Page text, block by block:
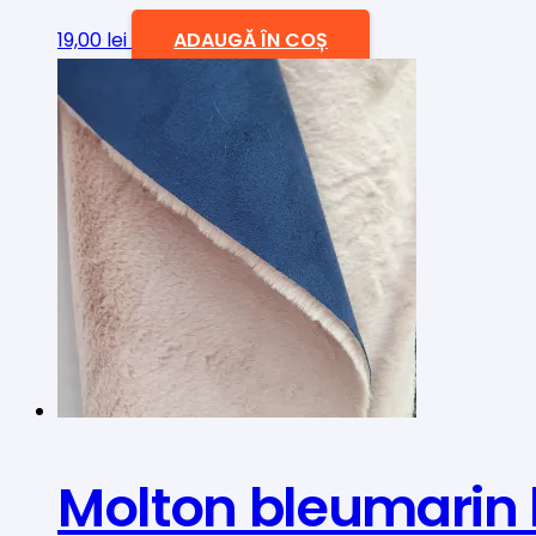
19,00 lei ADAUGĂ ÎN COȘ
Molton bleumarin